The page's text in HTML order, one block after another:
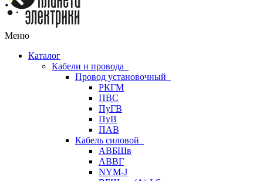
Меню
Каталог
Кабели и провода
Провод установочный
РКГМ
ПВС
ПуГВ
ПуВ
ПАВ
Кабель силовой
АВБШв
АВВГ
NYM-J